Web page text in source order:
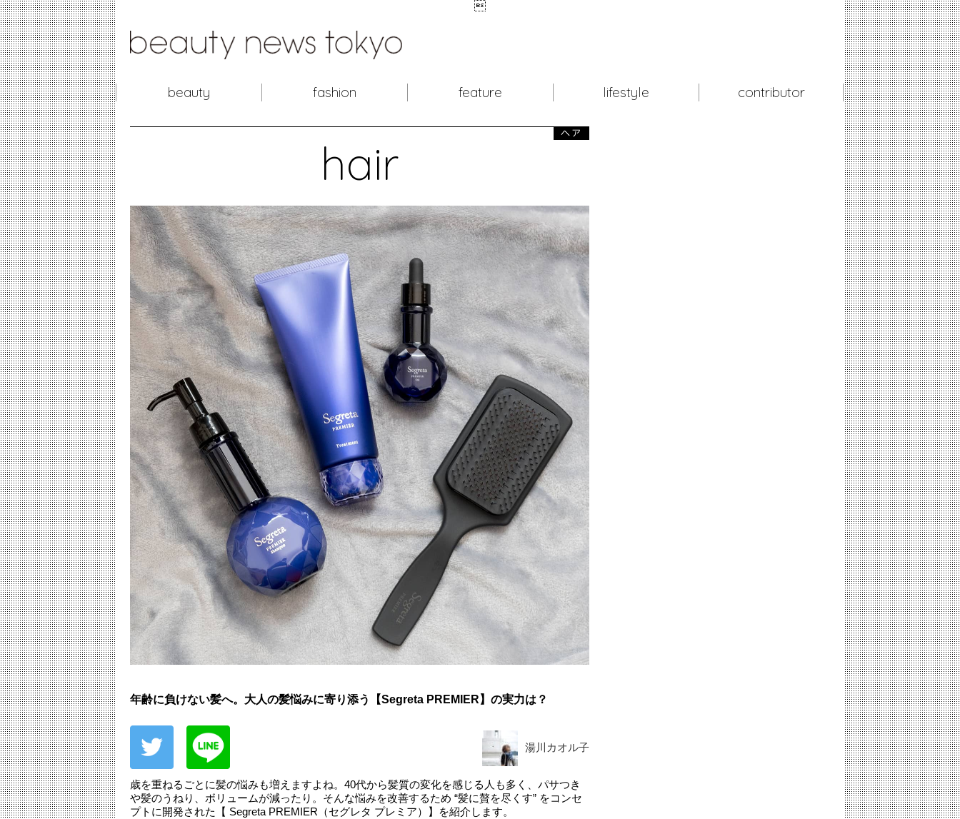

beauty fashion feature lifestyle contributor
hair
ヘア
年齢に負けない髪へ。大人の髪悩みに寄り添う【Segreta PREMIER】の実力は？
湯川カオル子
歳を重ねるごとに髪の悩みも増えますよね。40代から髪質の変化を感じる人も多く、パサつき
や髪のうねり、ボリュームが減ったり。そんな悩みを改善するため “髪に贅を尽くす” をコンセ
プトに開発された【 Segreta PREMIER（セグレタ プレミア）】を紹介します。